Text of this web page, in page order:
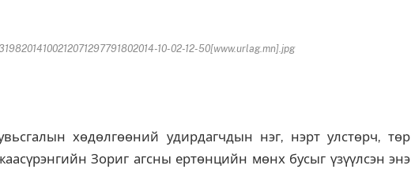
10-02-12-50[www.urlag.mn].jpg
хөдөлгөөний удирдагчдын нэг, нэрт улстөрч, төр
Зориг агсны ертөнцийн мөнх бусыг үзүүлсэн энэ